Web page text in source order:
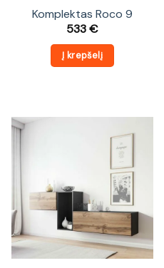
Komplektas Roco 9
533€
Į krepšelį